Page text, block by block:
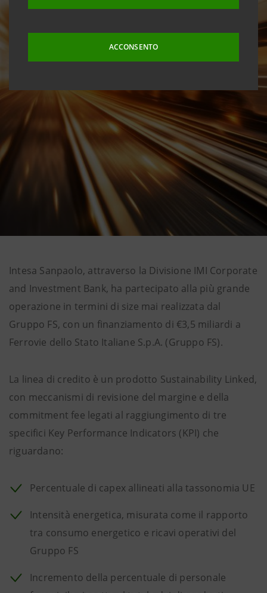
ACCONSENTO
Intesa Sanpaolo, attraverso la Divisione IMI Corporate
and Investment Bank, ha partecipato alla più grande
operazione in termini di size mai realizzata dal
Gruppo FS, con un finanziamento di €3,5 miliardi a
Ferrovie dello Stato Italiane S.p.A. (Gruppo FS).
La linea di credito è un prodotto Sustainability Linked,
con meccanismi di revisione del margine e della
commitment fee legati al raggiungimento di tre
specifici Key Performance Indicators (KPI) che
riguardano:
Percentuale di capex allineati alla tassonomia UE
Intensità energetica, misurata come il rapporto
tra consumo energetico e ricavi operativi del
Gruppo FS
Incremento della percentuale di personale